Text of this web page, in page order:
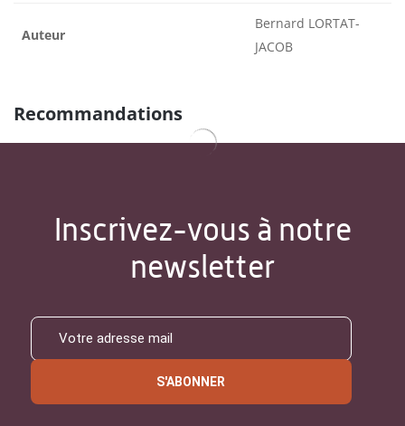
Auteur
Bernard LORTAT-
JACOB
Recommandations
Inscrivez-vous à notre
newsletter
S'ABONNER